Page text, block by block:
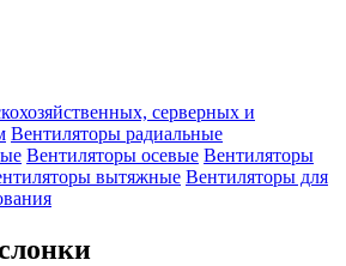
серверных и
Вентиляторы радиальные
Вентиляторы осевые Вентиляторы
вытяжные Вентиляторы для